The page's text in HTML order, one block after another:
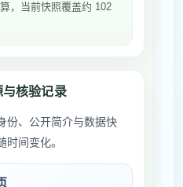
，当前快照覆盖约 102
核验记录
份、公开简介与数据快
间变化。